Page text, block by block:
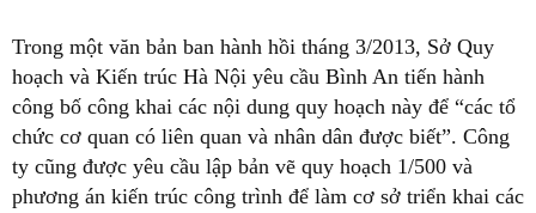
Trong một văn bản ban hành hồi tháng 3/2013, Sở Quy
hoạch và Kiến trúc Hà Nội yêu cầu Bình An tiến hành
công bố công khai các nội dung quy hoạch này để “các tổ
chức cơ quan có liên quan và nhân dân được biết”. Công
ty cũng được yêu cầu lập bản vẽ quy hoạch 1/500 và
phương án kiến trúc công trình để làm cơ sở triển khai các